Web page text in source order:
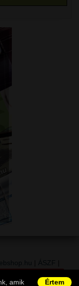
Értem
amik
a szerződéstől
|